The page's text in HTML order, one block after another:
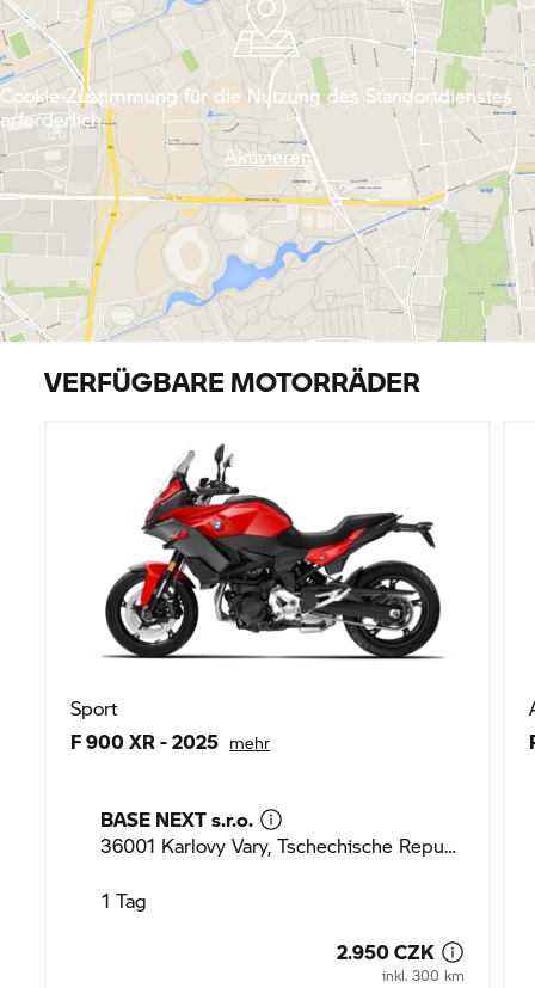
Cookie-Zustimmung für die Nutzung des Standortdienstes
erforderlich.
Aktivieren
VERFÜGBARE MOTORRÄDER
Sport
F 900 XR- 2025 mehr
BASE NEXT s.r.o.
36001 Karlovy Vary, Tschechische Republik
1 Tag
2.950 CZK
inkl. 300 km